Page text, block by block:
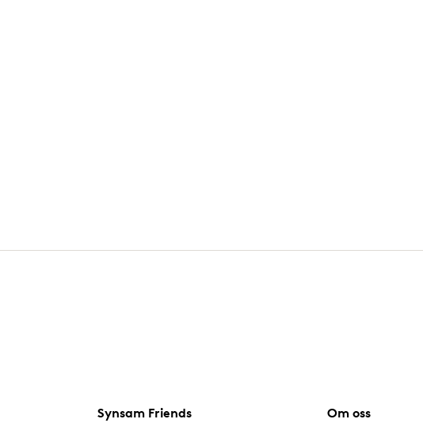
Synsam Friends Om oss